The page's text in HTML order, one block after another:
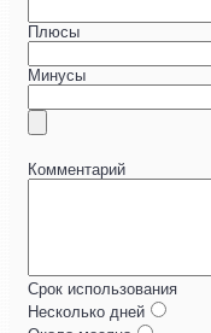
Плюсы
Минусы
Комментарий
Срок использования
Несколько дней